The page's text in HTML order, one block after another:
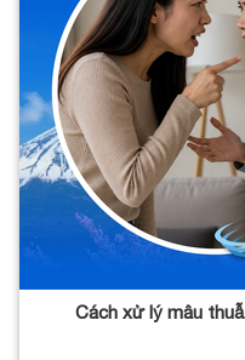
Cách xử lý mâu